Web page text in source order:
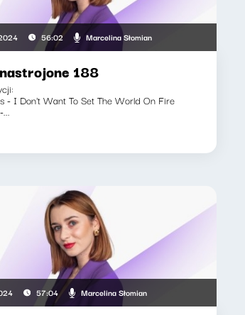
56:02 Marcelina Słomian
188
- I Don't Want To Set The World On Fire
57:04 Marcelina Słomian